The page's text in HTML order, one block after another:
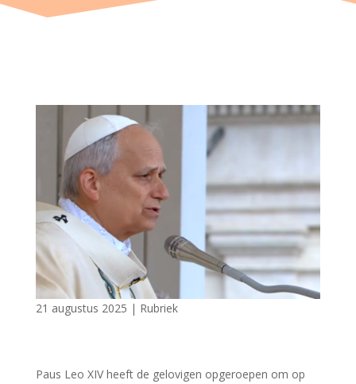
21 augustus 2025 | Rubriek
Paus Leo XIV heeft de gelovigen opgeroepen om op